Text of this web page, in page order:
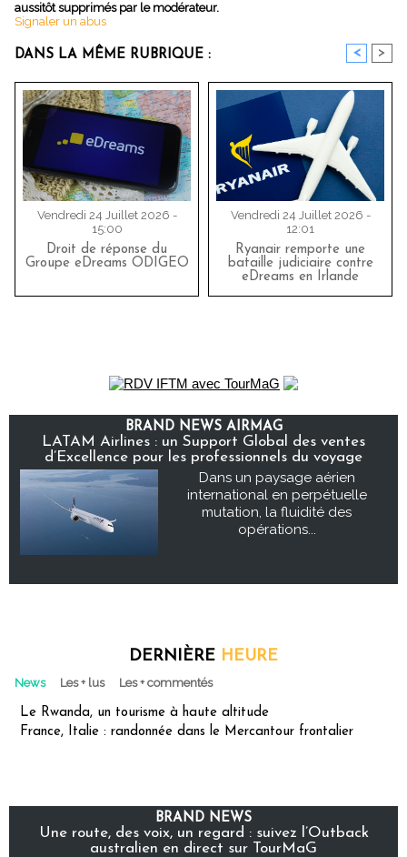
aussitôt supprimés par le modérateur.
Signaler un abus
DANS LA MÊME RUBRIQUE : < >
Vendredi 24 Juillet 2026 -
15:00
Droit de réponse du
Groupe eDreams ODIGEO
Vendredi 24 Juillet 2026 -
12:01
Ryanair remporte une
bataille judiciaire contre
eDreams en Irlande
BRAND NEWS AIRMAG
LATAM Airlines : un Support Global des ventes
d’Excellence pour les professionnels du voyage
Dans un paysage aérien
international en perpétuelle
mutation, la fluidité des
opérations...
DERNIÈRE HEURE
News Les + lus Les + commentés
Le Rwanda, un tourisme à haute altitude
France, Italie : randonnée dans le Mercantour frontalier
BRAND NEWS
Une route, des voix, un regard : suivez l’Outback
australien en direct sur TourMaG